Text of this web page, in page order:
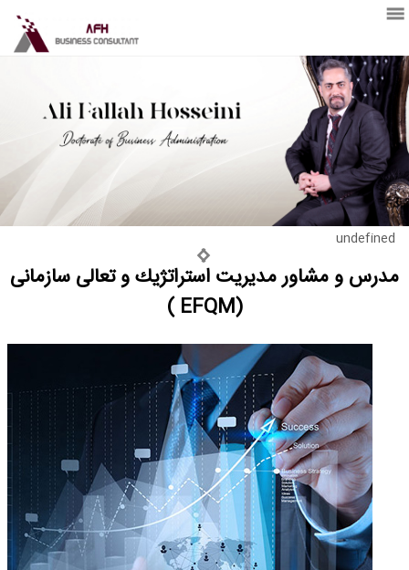
undefined
مدرس و مشاور مديريت استراتژيك و تعالی سازمانی
(EFQM )